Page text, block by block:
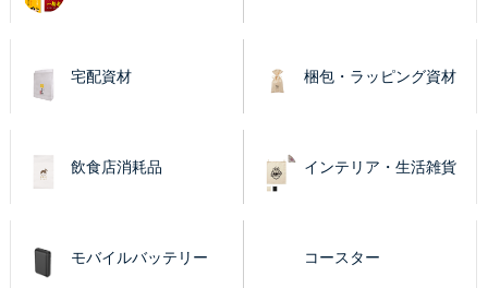
宅配資材 梱包・ラッピング資材
飲食店消耗品 インテリア・生活雑貨
モバイルバッテリー コースター